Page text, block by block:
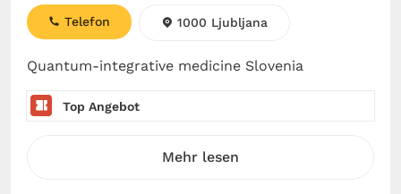
Quantum-integrative medicine Slovenia
Telefon 1000 Ljubljana
Top Angebot
Mehr lesen